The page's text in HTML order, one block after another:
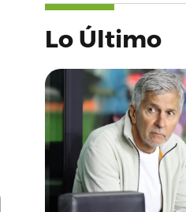
Lo Último